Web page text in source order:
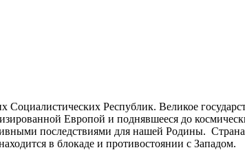
Социалистических Республик. Великое
Европой и поднявшееся до
последствиями для нашей Родины.
в блокаде и противостоянии с Западом.